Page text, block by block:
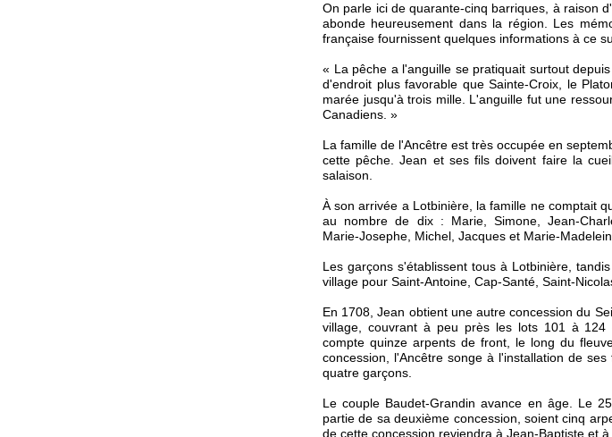
On parle ici de quarante-cinq barriques, à raison
abonde heureusement dans la région. Les
française fournissent quelques informations à ce
« La pêche a l'anguille se pratiquait surtout
d'endroit plus favorable que Sainte-Croix, le
marée jusqu'à trois mille. L'anguille fut une
Canadiens. »
La famille de l'Ancêtre est très occupée en
cette pêche. Jean et ses fils doivent faire la
salaison.
À son arrivée a Lotbinière, la famille ne comptait
au nombre de dix : Marie, Simone, Jean-
Marie-Josephe, Michel, Jacques et Marie-
Les garçons s'établissent tous à Lotbinière,
village pour Saint-Antoine, Cap-Santé, Saint-
En 1708, Jean obtient une autre concession du
village, couvrant à peu près les lots 101 à
compte quinze arpents de front, le long du
concession, l'Ancêtre songe à l'installation de
quatre garçons.
Le couple Baudet-Grandin avance en âge. Le
partie de sa deuxième concession, soient cinq
de cette concession reviendra à Jean-Baptiste et